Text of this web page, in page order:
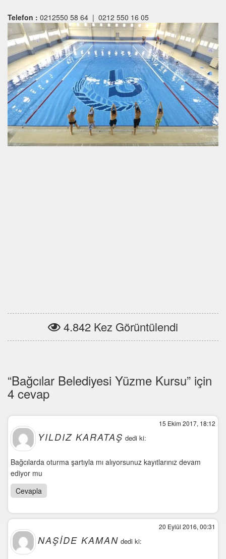
Telefon : 0212550 58 64 | 0212 550 16 05
4.842 Kez Görüntülendi
“Bağcılar Belediyesi Yüzme Kursu” için
4 cevap
YILDIZ KARATAŞ dedi ki:
15 Ekim 2017, 18:12
Bağcılarda oturma şartıyla mı alıyorsunuz kayıtlarınız devam
ediyor mu
Cevapla
NAŞIDE KAMAN dedi ki:
20 Eylül 2016, 00:31